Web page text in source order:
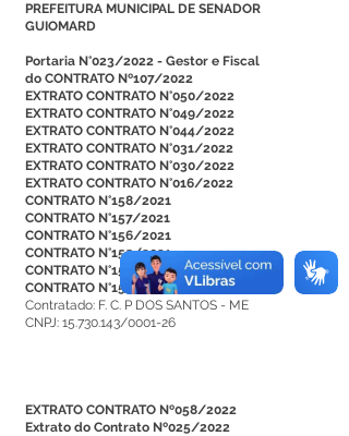
PREFEITURA MUNICIPAL DE SENADOR
GUIOMARD
Portaria N°023/2022 - Gestor e Fiscal
do CONTRATO Nº107/2022
EXTRATO CONTRATO N°050/2022
EXTRATO CONTRATO N°049/2022
EXTRATO CONTRATO N°044/2022
EXTRATO CONTRATO N°031/2022
EXTRATO CONTRATO N°030/2022
EXTRATO CONTRATO N°016/2022
CONTRATO N°158/2021
CONTRATO N°157/2021
CONTRATO N°156/2021
CONTRATO N°155/2021
CONTRATO N°154/2021
CONTRATO N°153/2021
Contratado: F. C. P DOS SANTOS - ME
CNPJ: 15.730.143/0001-26
EXTRATO CONTRATO Nº058/2022
Extrato do Contrato Nº025/2022